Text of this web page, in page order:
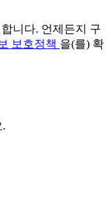
니다. 언제든지 구
보호정책 을(를) 확
.